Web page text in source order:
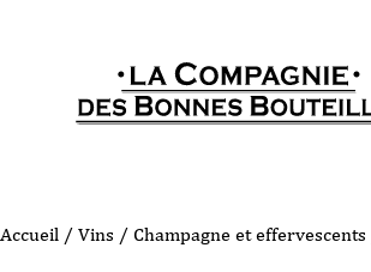
Accueil / Vins / Champagne et effervescents